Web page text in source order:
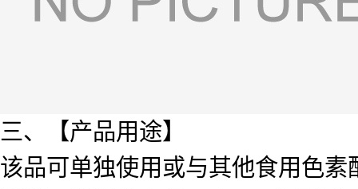
三、【产品用途】
该品可单独使用或与其他食用色